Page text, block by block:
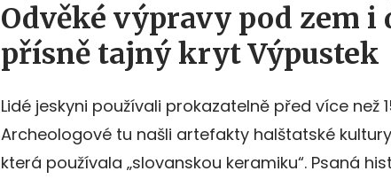
Odvěké výpravy pod zem i
přísně tajný kryt Výpustek
Lidé jeskyni používali prokazatelně před více než
Archeologové tu našli artefakty halštatské
která používala „slovanskou keramiku“. Psaná